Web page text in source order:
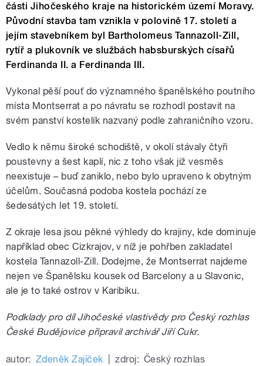
části Jihočeského kraje na historickém území Moravy.
Původní stavba tam vznikla v polovině 17. století a
jejím stavebníkem byl Bartholomeus Tannazoll-Zill,
rytíř a plukovník ve službách habsburských císařů
Ferdinanda II. a Ferdinanda III.
Vykonal pěší pouť do významného španělského poutního
místa Montserrat a po návratu se rozhodl postavit na
svém panství kostelík nazvaný podle zahraničního vzoru.
Vedlo k němu široké schodiště, v okolí stávaly čtyři
poustevny a šest kaplí, nic z toho však již vesměs
neexistuje – buď zaniklo, nebo bylo upraveno k obytným
účelům. Současná podoba kostela pochází ze
šedesátých let 19. století.
Z okraje lesa jsou pěkné výhledy do krajiny, kde dominuje
například obec Cizkrajov, v níž je pohřben zakladatel
kostela Tannazoll-Zill. Dodejme, že Montserrat najdeme
nejen ve Španělsku kousek od Barcelony a u Slavonic,
ale je to také ostrov v Karibiku.
Podklady pro díl Jihočeské vlastivědy pro Český rozhlas
České Budějovice připravil archivář Jiří Cukr.
autor: Zdeněk Zajíček zdroj: Český rozhlas